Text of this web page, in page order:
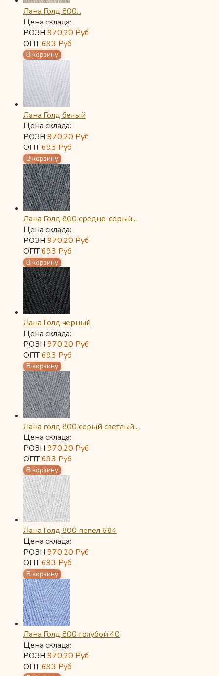
Лана Голд 800...
Цена склада:
РОЗН 970,20 Руб
ОПТ693 Руб
Лана Голд белый
Цена склада:
РОЗН 970,20 Руб
ОПТ693 Руб
Лана Голд 800 средне-серый...
Цена склада:
РОЗН 970,20 Руб
ОПТ693 Руб
Лана Голд черный
Цена склада:
РОЗН 970,20 Руб
ОПТ693 Руб
Лана голд 800 серый светлый...
Цена склада:
РОЗН 970,20 Руб
ОПТ693 Руб
Лана Голд 800 пепел 684
Цена склада:
РОЗН 970,20 Руб
ОПТ693 Руб
Лана Голд 800 голубой 40
Цена склада:
РОЗН 970,20 Руб
ОПТ693 Руб